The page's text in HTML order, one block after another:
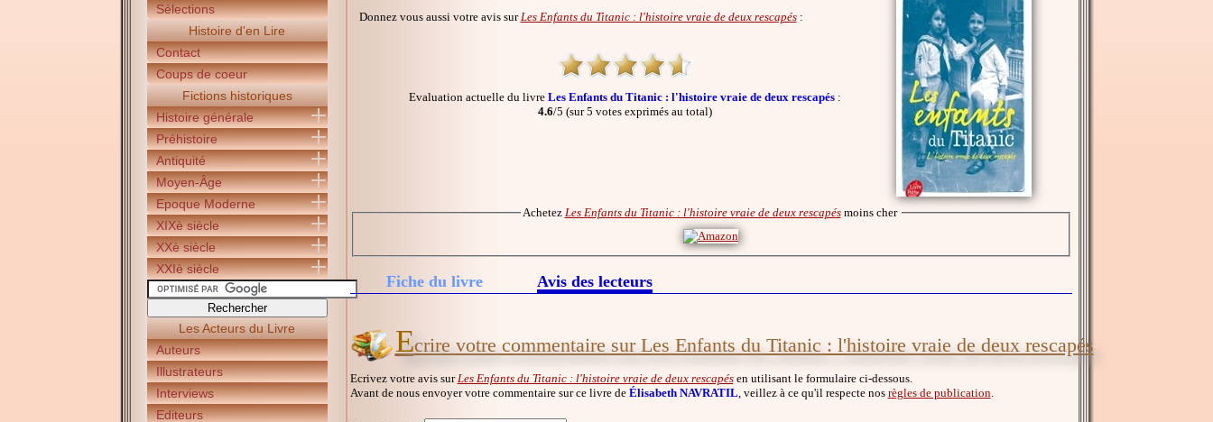
Sélections
Histoire d'en Lire
Contact
Coups de coeur
Fictions historiques
Histoire générale
Préhistoire
Antiquité
Moyen-Âge
Epoque Moderne
XIXè siècle
XXè siècle
XXIè siècle
Les Acteurs du Livre
Auteurs
Illustrateurs
Interviews
Editeurs
Donnez vous aussi votre avis sur Les Enfants du Titanic : l'histoire vraie de deux rescapés:
Evaluation actuelle du livre Les Enfants du Titanic : l'histoire vraie de deux rescapés :
4.6/5 (sur 5 votes exprimés au total)
Achetez Les Enfants du Titanic : l'histoire vraie de deux rescapésmoins cher
Fiche du livre Avis des lecteurs
Ecrire votre commentaire sur Les Enfants du Titanic : l'histoire vraie de deux rescapés
Ecrivez votre avis sur Les Enfants du Titanic : l'histoire vraie de deux rescapésen utilisant le formulaire ci-dessous.
Avant de nous envoyer votre commentaire sur ce livre de Élisabeth NAVRATIL , veillez à ce qu'il respecte nos règles de publication